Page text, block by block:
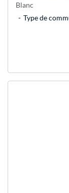
Blanc
Type de